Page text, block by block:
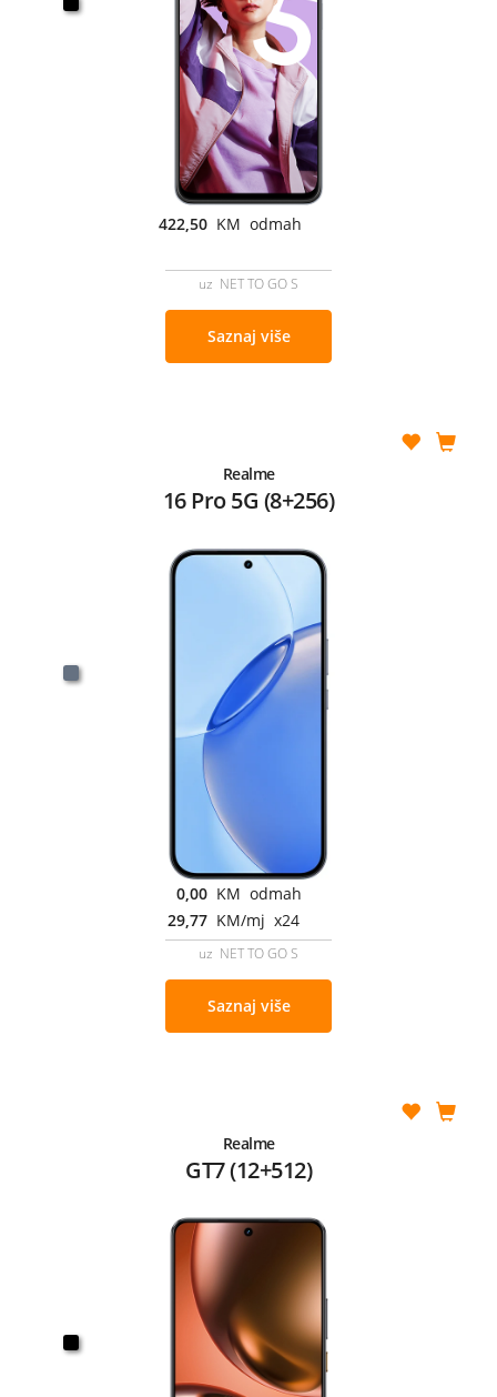
422,50 KM odmah
uz NET TO GO S
Saznaj više
Realme
16 Pro 5G (8+256)
0,00 KM odmah
29,77 KM/mj x24
uz NET TO GO S
Saznaj više
Realme
GT7 (12+512)